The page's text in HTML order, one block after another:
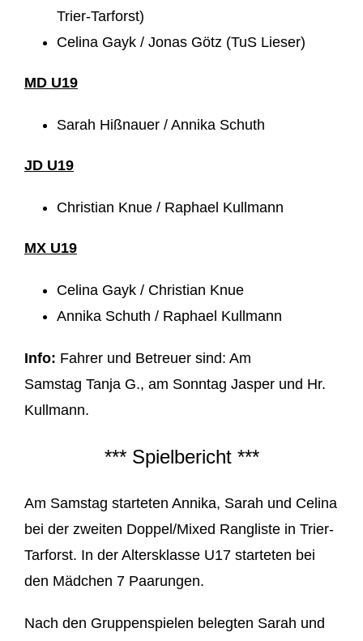
Trier-Tarforst)
Celina Gayk / Jonas Götz (TuS Lieser)
MD U19
Sarah Hißnauer / Annika Schuth
JD U19
Christian Knue / Raphael Kullmann
MX U19
Celina Gayk / Christian Knue
Annika Schuth / Raphael Kullmann
Info: Fahrer und Betreuer sind: Am
Samstag Tanja G., am Sonntag Jasper und Hr.
Kullmann.
*** Spielbericht ***
Am Samstag starteten Annika, Sarah und Celina
bei der zweiten Doppel/Mixed Rangliste in Trier-
Tarforst. In der Altersklasse U17 starteten bei
den Mädchen 7 Paarungen.
Nach den Gruppenspielen belegten Sarah und